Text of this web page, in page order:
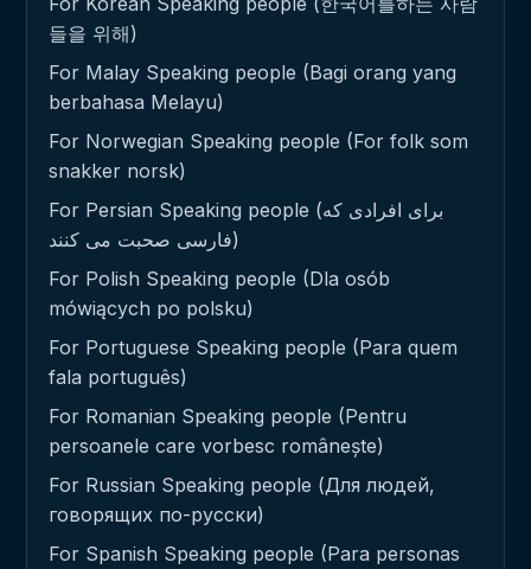
들을 위해)
For Malay Speaking people (Bagi orang yang
berbahasa Melayu)
For Norwegian Speaking people (For folk som
snakker norsk)
For Persian Speaking people (برای افرادی که
فارسی صحبت می کنند)
For Polish Speaking people (Dla osób
mówiących po polsku)
For Portuguese Speaking people (Para quem
fala português)
For Romanian Speaking people (Pentru
persoanele care vorbesc românește)
For Russian Speaking people (Для людей,
говорящих по-русски)
For Spanish Speaking people (Para personas